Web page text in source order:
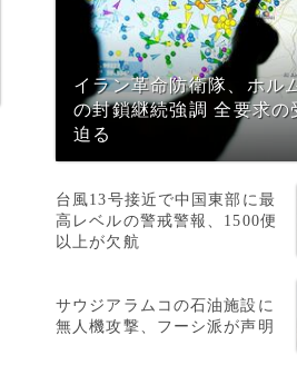
イラン革命防衛隊、ホル
の封鎖継続強調 全要求の
迫る
台風13号接近で中国東部に最
高レベルの警戒警報、1500便
以上が欠航
サウジアラムコの石油施設に
無人機攻撃、フーシ派が声明